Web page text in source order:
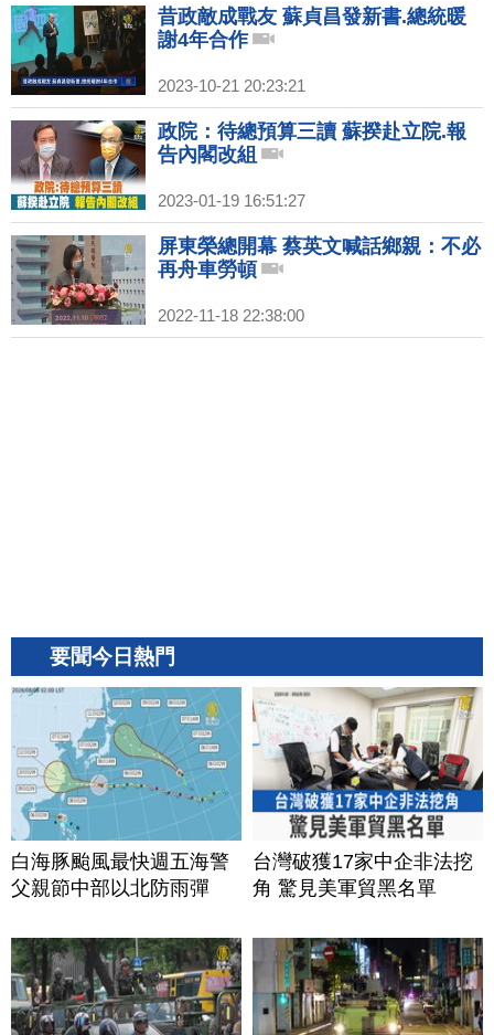
昔政敵成戰友 蘇貞昌發新書.總統暖
謝4年合作
2023-10-21 20:23:21
政院：待總預算三讀 蘇揆赴立院.報
告內閣改組
2023-01-19 16:51:27
屏東榮總開幕 蔡英文喊話鄉親：不必
再舟車勞頓
2022-11-18 22:38:00
要聞今日熱門
白海豚颱風最快週五海警
父親節中部以北防雨彈
台灣破獲17家中企非法挖
角 驚見美軍貿黑名單